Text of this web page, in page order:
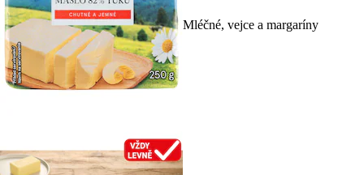
Mléčné, vejce a margaríny